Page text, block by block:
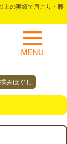
上の実績で肩こり・腰
揉みほぐし